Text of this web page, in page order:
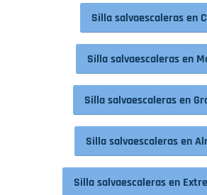
Silla salvaescaleras en
Silla salvaescaleras en
Silla salvaescaleras en
Silla salvaescaleras en
Silla salvaescaleras en